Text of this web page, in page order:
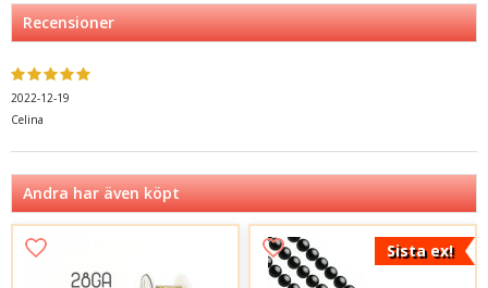
Recensioner
2022-12-19
Celina
Andra har även köpt
Sista ex!